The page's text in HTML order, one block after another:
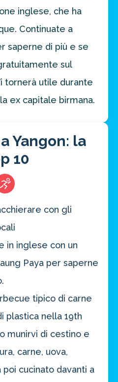
inglese, che ha
Continuate a
saperne di più e se
sul
tornerà utile durante
ex capitale birmana.
Yangon: la
10
con gli
in inglese con un
Paya per saperne
tipico di carne
plastica nella 19th
munirvi di cestino e
carne, uova,
cucinato davanti a